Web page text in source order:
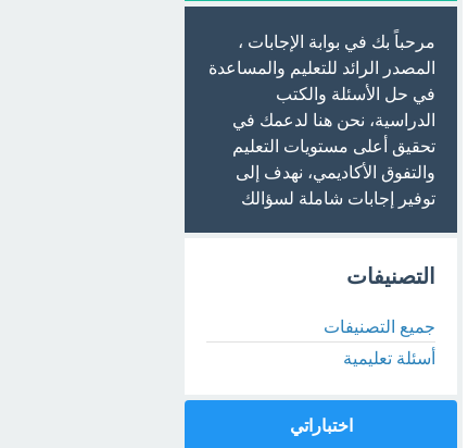
مرحباً بك في بوابة الإجابات ،
المصدر الرائد للتعليم والمساعدة
في حل الأسئلة والكتب
الدراسية، نحن هنا لدعمك في
تحقيق أعلى مستويات التعليم
والتفوق الأكاديمي، نهدف إلى
توفير إجابات شاملة لسؤالك
التصنيفات
جميع التصنيفات
أسئلة تعليمية
اختباراتي